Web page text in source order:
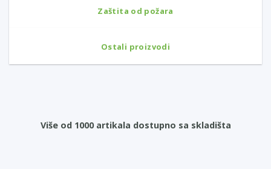
Zaštita od požara
Ostali proizvodi
Više od 1000 artikala dostupno sa skladišta